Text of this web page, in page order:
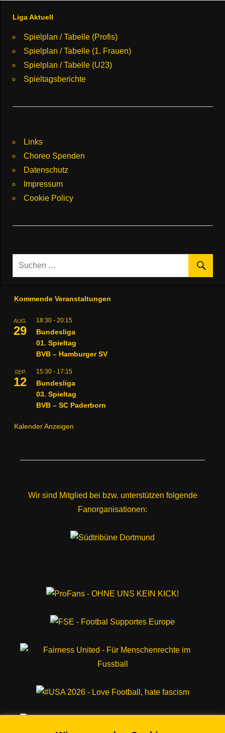
Liga Aktuell
Spielplan / Tabelle (Profis)
Spielplan / Tabelle (1. Frauen)
Spielplan / Tabelle (U23)
Spieltagsberichte
Links
Choreo Spenden
Datenschutz
Impressum
Cookie Policy
Kommende Veranstaltungen
AUG.
29
18:30 - 20:15
Bundesliga
01. Spieltag
BVB – Hamburger SV
SEP.
12
15:30 - 17:15
Bundesliga
03. Spieltag
BVB – SC Paderborn
Kalender Anzeigen
Wir sind Mitglied bei bzw. unterstützen folgende
Fanorganisationen: